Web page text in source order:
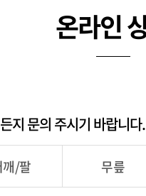
온라인
지 문의 주시기 바랍니
깨/팔 무릎